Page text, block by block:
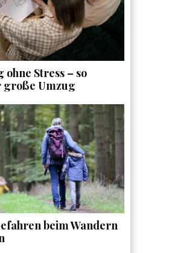
Stress – so
Umzug
beim Wandern